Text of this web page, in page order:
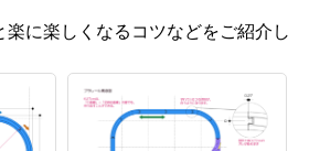
楽に楽しくなるコツなどをご紹介し